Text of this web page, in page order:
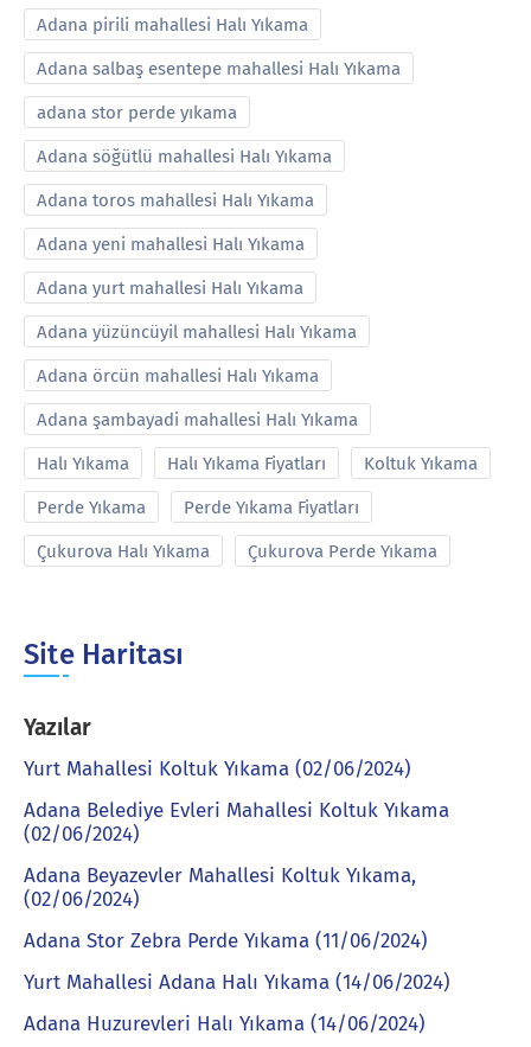
Adana pirili mahallesi Halı Yıkama
Adana salbaş esentepe mahallesi Halı Yıkama
adana stor perde yıkama
Adana söğütlü mahallesi Halı Yıkama
Adana toros mahallesi Halı Yıkama
Adana yeni mahallesi Halı Yıkama
Adana yurt mahallesi Halı Yıkama
Adana yüzüncüyil mahallesi Halı Yıkama
Adana örcün mahallesi Halı Yıkama
Adana şambayadi mahallesi Halı Yıkama
Halı Yıkama Halı Yıkama Fiyatları Koltuk Yıkama
Perde Yıkama Perde Yıkama Fiyatları
Çukurova Halı Yıkama Çukurova Perde Yıkama
Site Haritası
Yazılar
Yurt Mahallesi Koltuk Yıkama (02/06/2024)
Adana Belediye Evleri Mahallesi Koltuk Yıkama
(02/06/2024)
Adana Beyazevler Mahallesi Koltuk Yıkama,
(02/06/2024)
Adana Stor Zebra Perde Yıkama (11/06/2024)
Yurt Mahallesi Adana Halı Yıkama (14/06/2024)
Adana Huzurevleri Halı Yıkama (14/06/2024)